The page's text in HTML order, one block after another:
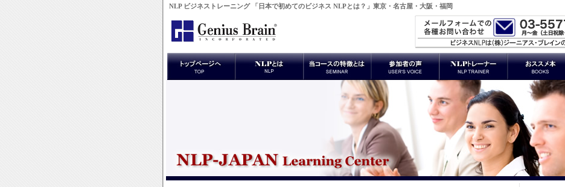
NLP ビジネストレーニング 「日本で初めてのビジネス NLPとは？」東京・名古屋・大阪・福岡